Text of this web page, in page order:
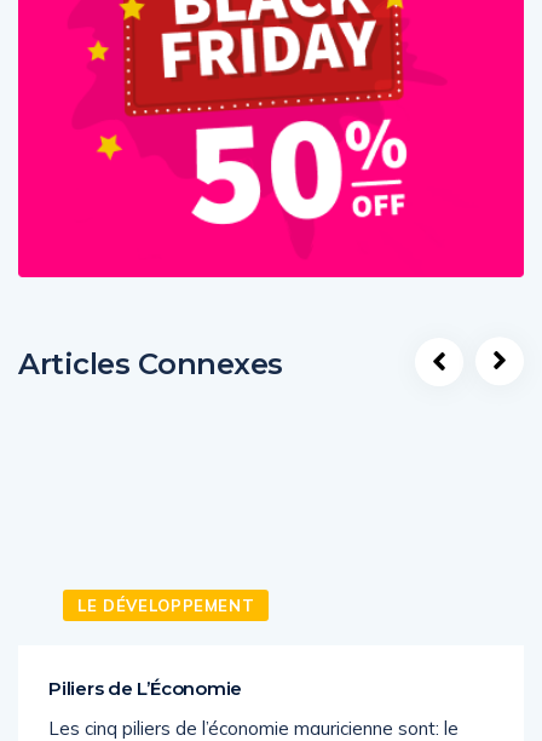
Articles Connexes
LE DÉVELOPPEMENT
Piliers de L’Économie
Les cinq piliers de l’économie mauricienne sont: le